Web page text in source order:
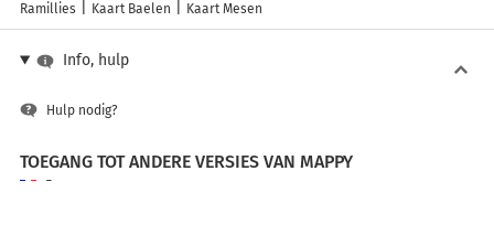
Ramillies
Kaart Baelen Kaart Mesen
Info, hulp
Hulp nodig?
TOEGANG TOT ANDERE VERSIES VAN MAPPY
France